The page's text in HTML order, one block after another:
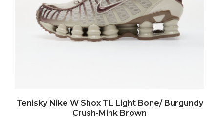
Tenisky Nike W Shox TL Light Bone/ Burgundy
Crush-Mink Brown